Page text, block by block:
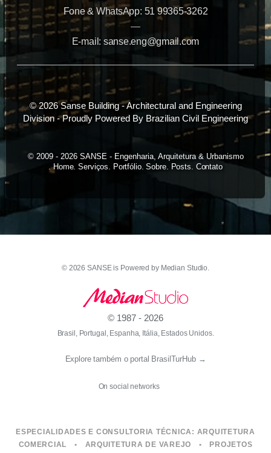
Fone & WhatsApp: 51 99365-3262
—
E-mail: sanse.eng@gmail.com
© 2026 Sanse Building - Architectural and Engineering
Division - Proudly Powered By Brazilian Civil Engineering
© 2009 - 2026 SANSE - Engenharia, Arquitetura & Urbanismo
Home Serviços Portfólio Sobre Posts Contato
© 2026 SANSE is Powered by Median Studio.
© 1987 - 2026
Brasil, Portugal, Espanha, Itália, Estados Unidos.
Explore também o portal BrasilTurHub →
On social networks
ESPECIALIDADES E CONSULTORIA TÉCNICA: ARQUITETURA
COMERCIAL
• ARQUITETURA DE VAREJO • PROJETOS